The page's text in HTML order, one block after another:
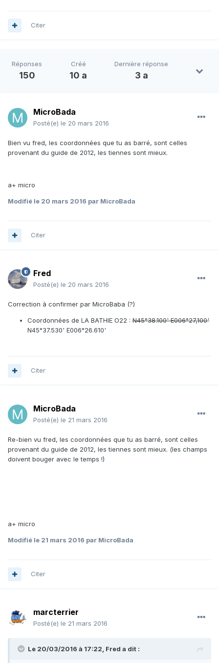
Citer
Réponses
150
Créé
10 a
Dernière réponse
3 a
MicroBada
Posté(e) le 20 mars 2016
Bien vu fred, les coordonnées que tu as barré, sont celles
provenant du guide de 2012, les tiennes sont mieux.
a+ micro
Modifié le 20 mars 2016 par MicroBada
Citer
Fred
Posté(e) le 20 mars 2016
Correction à confirmer par MicroBaba (?)
Coordonnées de LA BATHIE O22 : N45°38.100' E006°27,100'
N45°37.530' E006°26.610'
Citer
MicroBada
Posté(e) le 21 mars 2016
Re-bien vu fred, les coordonnées que tu as barré, sont celles
provenant du guide de 2012, les tiennes sont mieux. (les champs
doivent bouger avec le temps !)
a+ micro
Modifié le 21 mars 2016 par MicroBada
Citer
marcterrier
Posté(e) le 21 mars 2016
Le 20/03/2016 à 17:22, Fred a dit :